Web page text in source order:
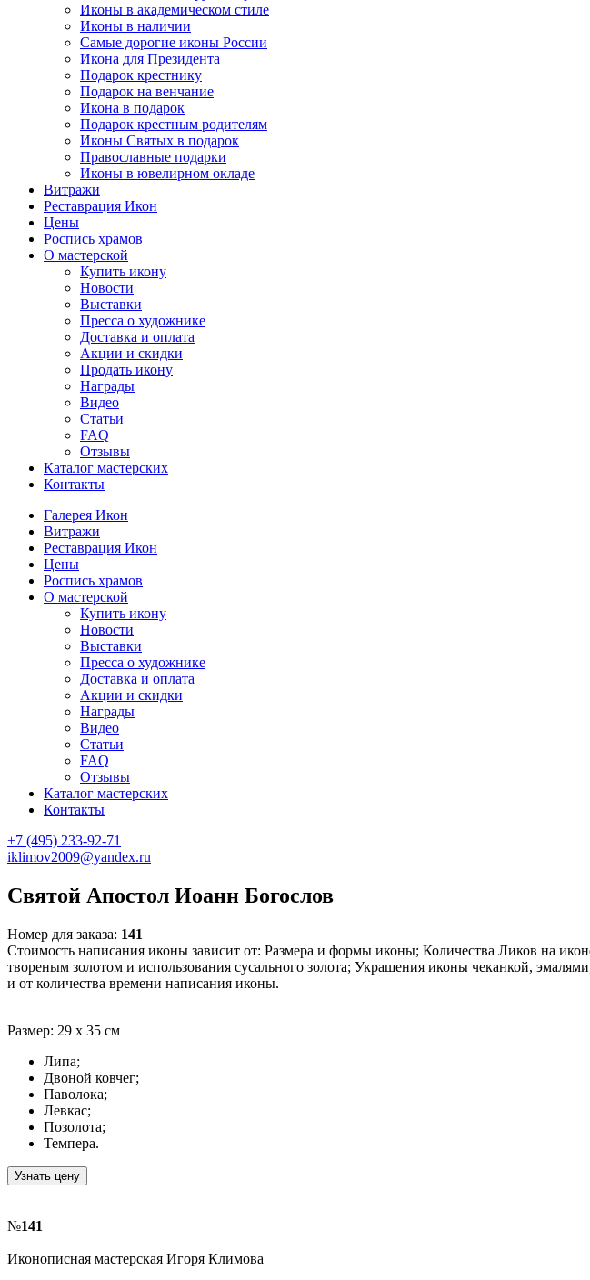
Иконы в академическом стиле
Иконы в наличии
Самые дорогие иконы России
Икона для Президента
Подарок крестнику
Подарок на венчание
Икона в подарок
Подарок крестным родителям
Иконы Святых в подарок
Православные подарки
Иконы в ювелирном окладе
Витражи
Реставрация Икон
Цены
Роспись храмов
О мастерской
Купить икону
Новости
Выставки
Пресса о художнике
Доставка и оплата
Акции и скидки
Продать икону
Награды
Видео
Статьи
FAQ
Отзывы
Каталог мастерских
Контакты
Галерея Икон
Витражи
Реставрация Икон
Цены
Роспись храмов
О мастерской
Купить икону
Новости
Выставки
Пресса о художнике
Доставка и оплата
Акции и скидки
Награды
Видео
Статьи
FAQ
Отзывы
Каталог мастерских
Контакты
+7 (495) 233-92-71
iklimov2009@yandex.ru
Святой Апостол Иоанн Богослов
Номер для заказа: 141
Стоимость написания иконы зависит от: Размера и формы иконы; Количества Ликов на
твореным золотом и использования сусального золота; Украшения иконы чеканкой,
и от количества времени написания иконы.
Размер: 29 х 35 см
Липа;
Двоной ковчег;
Паволока;
Левкас;
Позолота;
Темпера.
Узнать цену
№141
Иконописная мастерская Игоря Климова